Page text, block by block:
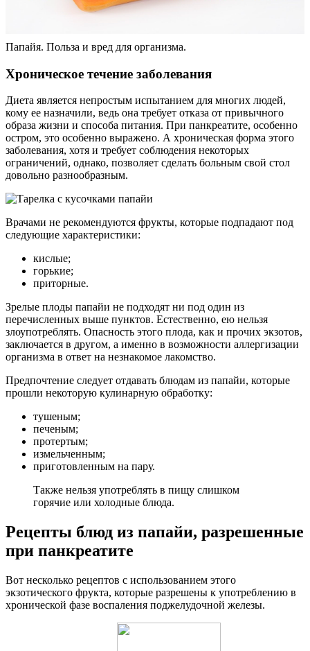
Папайя. Польза и вред для организма.
Хроническое течение заболевания
Диета является непростым испытанием для многих людей,
кому ее назначили, ведь она требует отказа от привычного
образа жизни и способа питания. При панкреатите, особенно
остром, это особенно выражено. А хроническая форма этого
заболевания, хотя и требует соблюдения некоторых
ограничений, однако, позволяет сделать больным свой стол
довольно разнообразным.
Врачами не рекомендуются фрукты, которые подпадают под
следующие характеристики:
кислые;
горькие;
приторные.
Зрелые плоды папайи не подходят ни под один из
перечисленных выше пунктов. Естественно, ею нельзя
злоупотреблять. Опасность этого плода, как и прочих экзотов,
заключается в другом, а именно в возможности аллергизации
организма в ответ на незнакомое лакомство.
Предпочтение следует отдавать блюдам из папайи, которые
прошли некоторую кулинарную обработку:
тушеным;
печеным;
протертым;
измельченным;
приготовленным на пару.
Также нельзя употреблять в пищу слишком
горячие или холодные блюда.
Рецепты блюд из папайи, разрешенные
при панкреатите
Вот несколько рецептов с использованием этого
экзотического фрукта, которые разрешены к употреблению в
хронической фазе воспаления поджелудочной железы.